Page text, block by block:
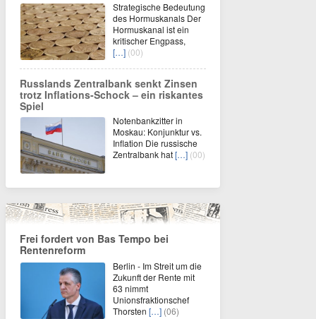
Strategische Bedeutung
des Hormuskanals Der
Hormuskanal ist ein
kritischer Engpass,
[…] (00)
Russlands Zentralbank senkt Zinsen
trotz Inflations-Schock – ein riskantes
Spiel
Notenbankzitter in
Moskau: Konjunktur vs.
Inflation Die russische
Zentralbank hat[…] (00)
Frei fordert von Bas Tempo bei
Rentenreform
Berlin - Im Streit um die
Zukunft der Rente mit
63 nimmt
Unionsfraktionschef
Thorsten […] (06)